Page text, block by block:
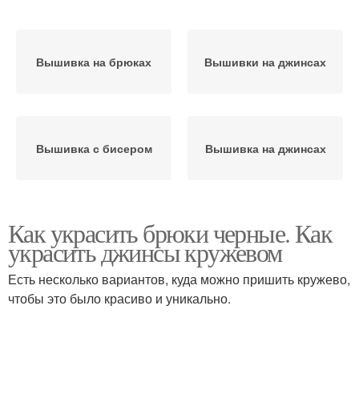
Вышивка на брюках Вышивки на джинсах
Вышивка с бисером Вышивка на джинсах
Как украсить брюки черные. Как
украсить джинсы кружевом
Есть несколько вариантов, куда можно пришить кружево,
чтобы это было красиво и уникально.